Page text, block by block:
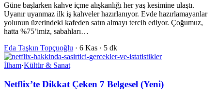
Güne başlarken kahve içme alışkanlığı her yaş kesimine ulaştı.
Uyanır uyanmaz ilk iş kahveler hazırlanıyor. Evde hazırlamayanlar
yolunun üzerindeki kafeden satın almayı tercih ediyor. Çoğumuz,
hatta %75’imiz, sabahları…
Eda Taşkın Topçuoğlu · 6 Kas · 5 dk
İlham·Kültür & Sanat
Netflix’te Dikkat Çeken 7 Belgesel (Yeni)